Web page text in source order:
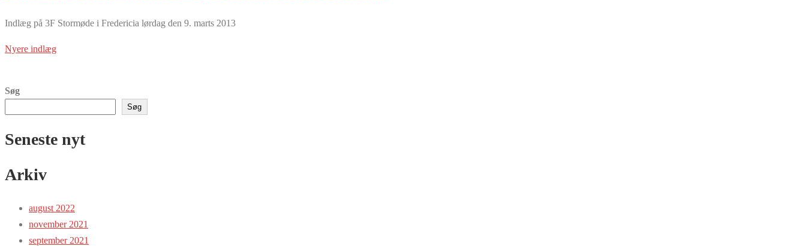
Indlæg på 3F Stormøde i Fredericia lørdag den 9. marts 2013
Navigation
indlæg
Nyere indlæg
Søg
Søg
Seneste nyt
Arkiv
august 2022
november 2021
september 2021